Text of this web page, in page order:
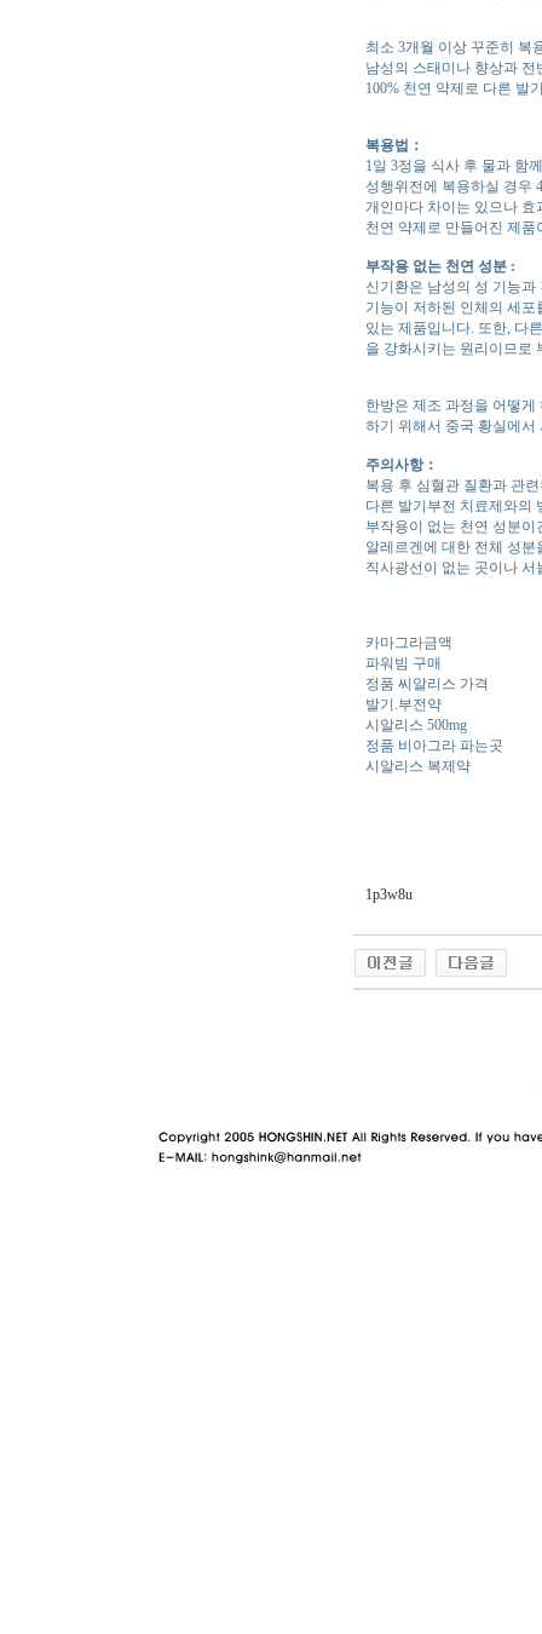
최소 3개월 이상 꾸준히 복
남성의 스태미나 향상과
100% 천연 약제로 다른 발
복용법：
1일 3정을 식사 후 물과 함
성행위전에 복용하실 경우
개인마다 차이는 있으나 효
천연 약제로 만들어진 제
부작용 없는 천연 성분 :
신기환은 남성의 성 기능
기능이 저하된 인체의 세
있는 제품입니다. 또한, 다
을 강화시키는 원리이므로
한방은 제조 과정을 어떻
하기 위해서 중국 황실에
주의사항：
복용 후 심혈관 질환과 관
다른 발기부전 치료제와의
부작용이 없는 천연 성분
알레르겐에 대한 전체 성
직사광선이 없는 곳이나
카마그라금액
파워빔 구매
정품 씨알리스 가격
발기.부전약
시알리스 500mg
정품 비아그라 파는곳
시알리스 복제약
1p3w8u